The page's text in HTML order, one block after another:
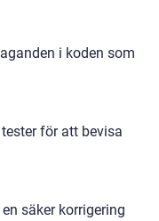
i koden som
för att bevisa
säker korrigering